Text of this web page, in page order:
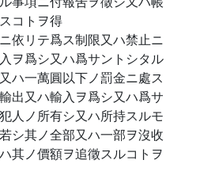
コトヲ得
依リテ爲ス制限又ハ禁止ニ
ヲ爲シ又ハ爲サントシタル
ハ一萬圓以下ノ罰金ニ處ス
出又ハ輸入ヲ爲シ又ハ爲サ
人ノ所有シ又ハ所持スルモ
シ其ノ全部又ハ一部ヲ沒收
其ノ價額ヲ追徵スルコトヲ